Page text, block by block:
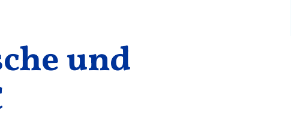
und